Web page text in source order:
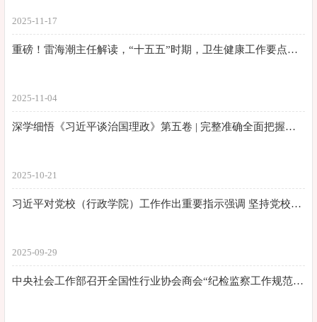
2025-11-17
重磅！雷海潮主任解读，“十五五”时期，卫生健康工作要点有这些！
2025-11-04
深学细悟《习近平谈治国理政》第五卷 | 完整准确全面把握党的创新理论的科学体系和发展脉络
2025-10-21
习近平对党校（行政学院）工作作出重要指示强调 坚持党校姓党牢记党校初心 更好为党育才为党献策
2025-09-29
中央社会工作部召开全国性行业协会商会“纪检监察工作规范化法治化正规化建设年”行动工作推进会